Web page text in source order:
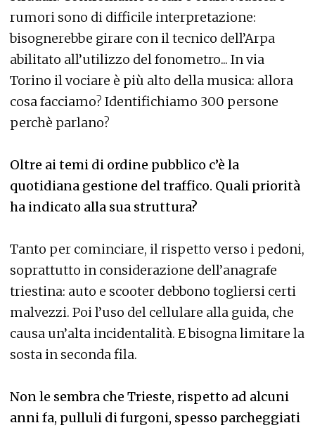
rumori sono di difficile interpretazione:
bisognerebbe girare con il tecnico dell’Arpa
abilitato all’utilizzo del fonometro... In via
Torino il vociare è più alto della musica: allora
cosa facciamo? Identifichiamo 300 persone
perchè parlano?
Oltre ai temi di ordine pubblico c’è la
quotidiana gestione del traffico. Quali priorità
ha indicato alla sua struttura?
Tanto per cominciare, il rispetto verso i pedoni,
soprattutto in considerazione dell’anagrafe
triestina: auto e scooter debbono togliersi certi
malvezzi. Poi l’uso del cellulare alla guida, che
causa un’alta incidentalità. E bisogna limitare la
sosta in seconda fila.
Non le sembra che Trieste, rispetto ad alcuni
anni fa, pulluli di furgoni, spesso parcheggiati